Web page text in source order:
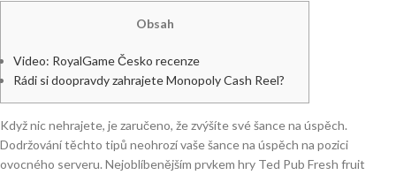
Obsah
Video: RoyalGame Česko recenze
Rádi si doopravdy zahrajete Monopoly Cash Reel?
Když nic nehrajete, je zaručeno, že zvýšíte své šance na úspěch.
Dodržování těchto tipů neohrozí vaše šance na úspěch na pozici
ovocného serveru. Nejoblíbenějším prvkem hry Ted Pub Fresh fruit